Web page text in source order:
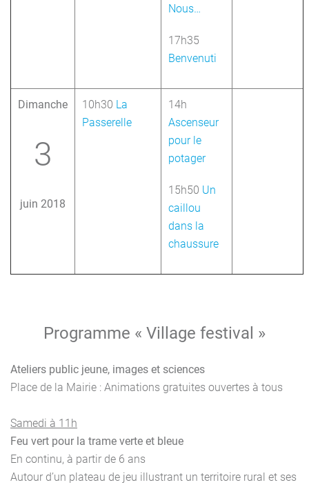
Nous…
17h35
Benvenuti
Dimanche
3
juin 2018
10h30 La
Passerelle
14h
Ascenseur
pour le
potager
15h50 Un
caillou
dans la
chaussure
Programme « Village festival »
Ateliers public jeune, images et sciences
Place de la Mairie : Animations gratuites ouvertes à tous
Samedi à 11h
Feu vert pour la trame verte et bleue
En continu, à partir de 6 ans
Autour d’un plateau de jeu illustrant un territoire rural et ses